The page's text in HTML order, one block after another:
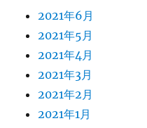
2021年6月
2021年5月
2021年4月
2021年3月
2021年2月
2021年1月